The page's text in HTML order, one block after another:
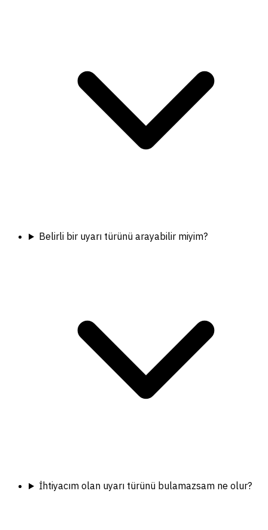
Belirli bir uyarı türünü arayabilir miyim?
İhtiyacım olan uyarı türünü bulamazsam ne olur?